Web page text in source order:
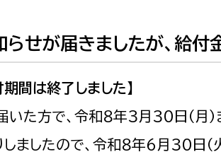
せが届きましたが、給付
間は終了しました】
た方で、令和８年３月３０日（
ましたので、令和８年６月３０日